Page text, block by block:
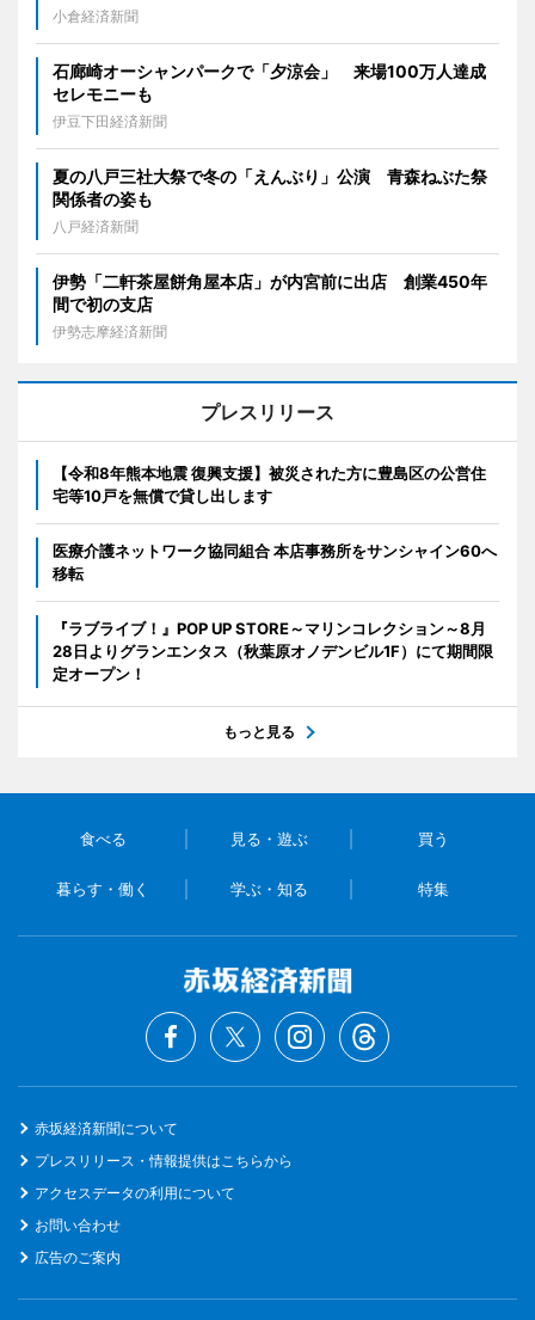
小倉経済新聞
石廊崎オーシャンパークで「夕涼会」 来場100万人達成
セレモニーも
伊豆下田経済新聞
夏の八戸三社大祭で冬の「えんぶり」公演 青森ねぶた祭
関係者の姿も
八戸経済新聞
伊勢「二軒茶屋餅角屋本店」が内宮前に出店 創業450年
間で初の支店
伊勢志摩経済新聞
プレスリリース
【令和8年熊本地震 復興支援】被災された方に豊島区の公営住
宅等10戸を無償で貸し出します
医療介護ネットワーク協同組合 本店事務所をサンシャイン60へ
移転
『ラブライブ！』POP UP STORE～マリンコレクション～8月
28日よりグランエンタス（秋葉原オノデンビル1F）にて期間限
定オープン！
もっと見る
食べる 見る・遊ぶ 買う
暮らす・働く 学ぶ・知る 特集
赤坂経済新聞について
プレスリリース・情報提供はこちらから
アクセスデータの利用について
お問い合わせ
広告のご案内